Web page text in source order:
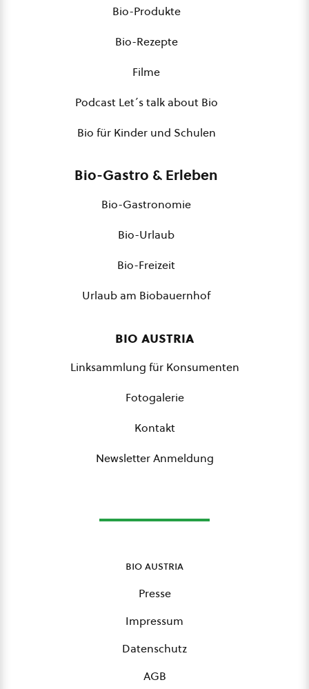
Bio-Produkte
Bio-Rezepte
Filme
Podcast Let´s talk about Bio
Bio für Kinder und Schulen
Bio-Gastro & Erleben
Bio-Gastronomie
Bio-Urlaub
Bio-Freizeit
Urlaub am Biobauernhof
bio austria
Linksammlung für Konsumenten
Fotogalerie
Kontakt
Newsletter Anmeldung
bio austria
Presse
Impressum
Datenschutz
AGB